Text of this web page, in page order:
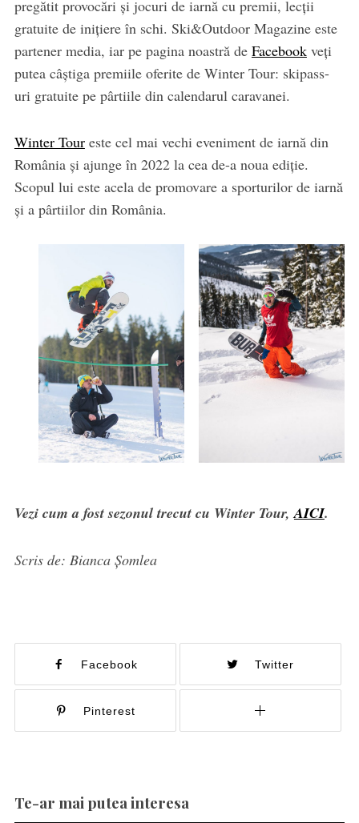
pregătit provocări și jocuri de iarnă cu premii, lecții
gratuite de inițiere în schi. Ski&Outdoor Magazine este
partener media, iar pe pagina noastră de Facebookveți
putea câștiga premiile oferite de Winter Tour: skipass-
uri gratuite pe pârtiile din calendarul caravanei.
Winter Toureste cel mai vechi eveniment de iarnă din
România și ajunge în 2022 la cea de-a noua ediție.
Scopul lui este acela de promovare a sporturilor de iarnă
și a pârtiilor din România.
Vezi cum a fost sezonul trecut cu Winter Tour,AICI.
Scris de: Bianca Șomlea
Facebook Twitter
Pinterest
Te-ar mai putea interesa